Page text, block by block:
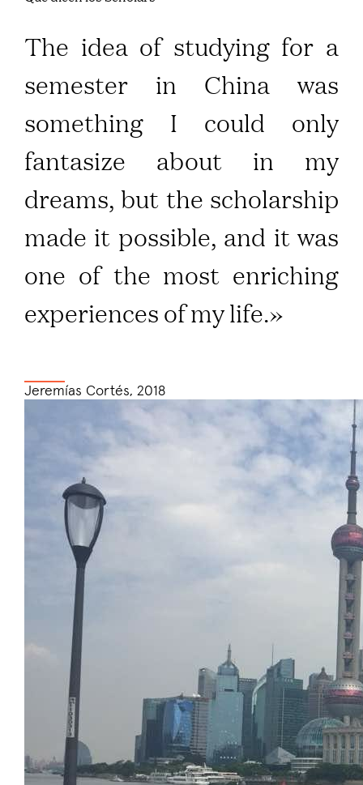
The idea of studying for a
semester in China was
something I could only
fantasize about in my
dreams, but the scholarship
made it possible, and it was
one of the most enriching
experiences of my life.»
Jeremías Cortés, 2018